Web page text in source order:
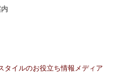
タイルのお役立ち情報メディア